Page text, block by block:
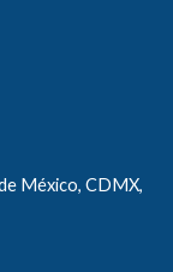
México, CDMX,